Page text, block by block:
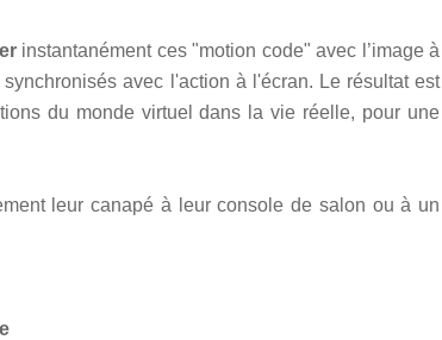
instantanément ces "motion code" avec l’image à
avec l'action à l'écran. Le résultat est
du monde virtuel dans la vie réelle, pour une
leur canapé à leur console de salon ou à un